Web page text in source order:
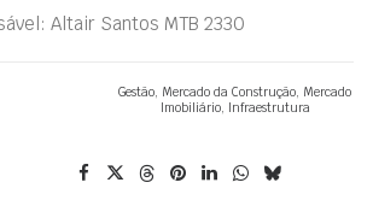
Altair Santos MTB 2330
Gestão, Mercado da Construção, Mercado
Imobiliário, Infraestrutura